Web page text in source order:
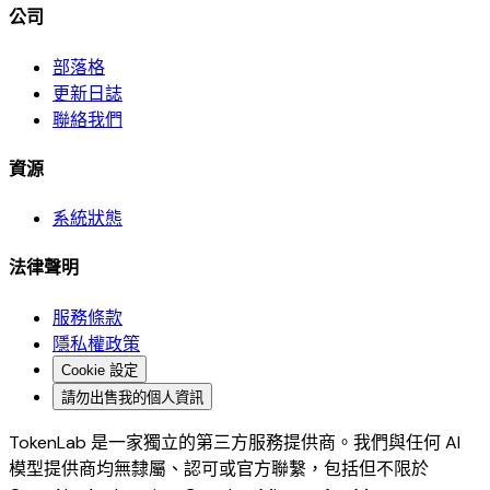
公司
部落格
更新日誌
聯絡我們
資源
系統狀態
法律聲明
服務條款
隱私權政策
Cookie 設定
請勿出售我的個人資訊
TokenLab 是一家獨立的第三方服務提供商。我們與任何 AI
模型提供商均無隸屬、認可或官方聯繫，包括但不限於